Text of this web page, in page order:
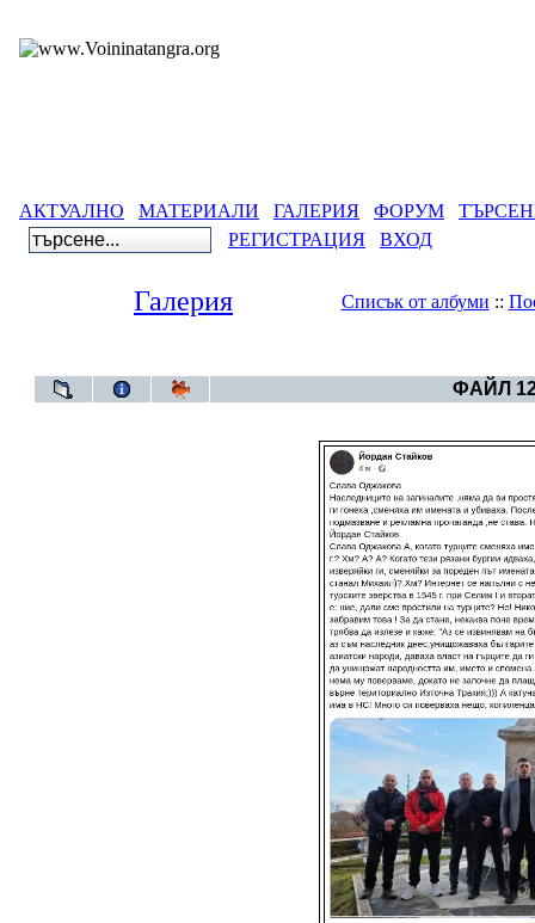
АКТУАЛНО МАТЕРИАЛИ ГАЛЕРИЯ ФОРУМ
РЕГИСТРАЦИЯ
ВХОД
Галерия Списък от албуми ::
ФАЙЛ